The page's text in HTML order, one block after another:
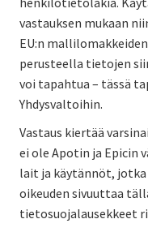
vastauksen mukaan
EU:n
perusteella tietojen
voi tapahtua – tässä
Yhdysvaltoihin.
Vastaus kiertää
ei ole Apotin ja Epicin
lait ja käytännöt, jotka
oikeuden sivuuttaa
tietosuojalausekkeet